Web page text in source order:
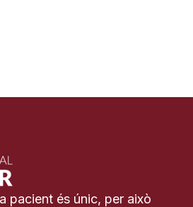
pacient és únic, per això